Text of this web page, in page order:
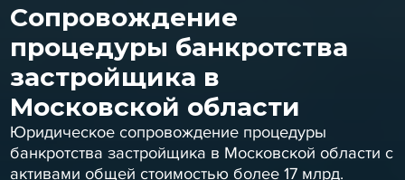
Cопровождение
процедуры банкротства
застройщика в
Московской области
Юридическое сопровождение процедуры
банкротства застройщика в Московской области с
активами общей стоимостью более 17 млрд.